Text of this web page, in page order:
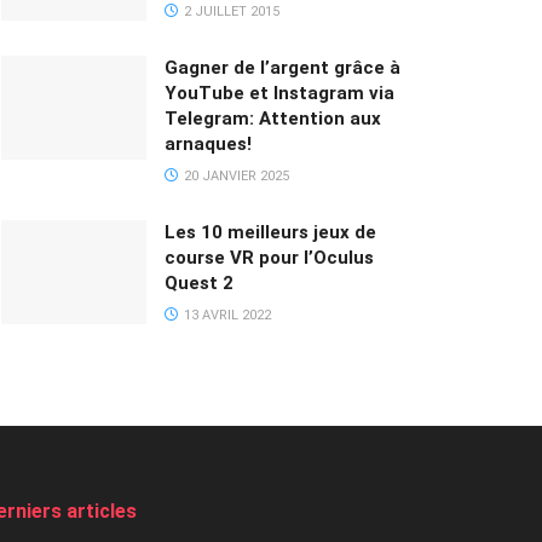
2 JUILLET 2015
Gagner de l’argent grâce à
YouTube et Instagram via
Telegram: Attention aux
arnaques!
20 JANVIER 2025
Les 10 meilleurs jeux de
course VR pour l’Oculus
Quest 2
13 AVRIL 2022
articles